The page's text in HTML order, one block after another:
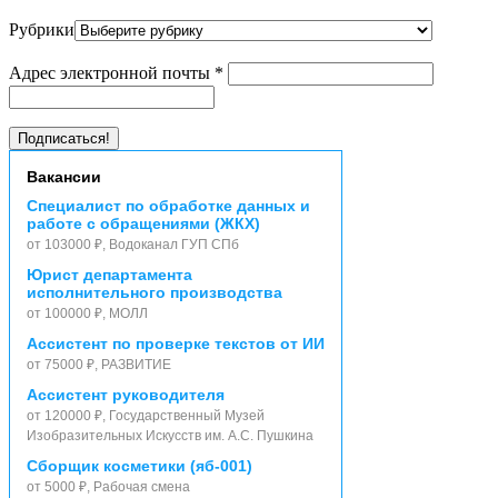
Рубрики
Адрес электронной почты *
Вакансии
Специалист по обработке данных и
работе с обращениями (ЖКХ)
от 103000 ₽, Водоканал ГУП СПб
Юрист департамента
исполнительного производства
от 100000 ₽, МОЛЛ
Ассистент по проверке текстов от ИИ
от 75000 ₽, РАЗВИТИЕ
Ассистент руководителя
от 120000 ₽, Государственный Музей
Изобразительных Искусств им. А.С. Пушкина
Сборщик косметики (яб-001)
от 5000 ₽, Рабочая смена